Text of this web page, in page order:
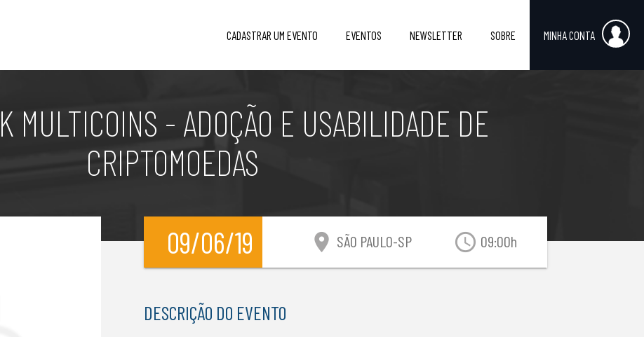
CADASTRAR UM EVENTO EVENTOS NEWSLETTER SOBRE MINHA CONTA
MULTICOINS - ADOÇÃO E USABILIDADE DE
CRIPTOMOEDAS
09/06/19 access_time 09:00h
location_on SÃO PAULO-SP
DESCRIÇÃO DO EVENTO